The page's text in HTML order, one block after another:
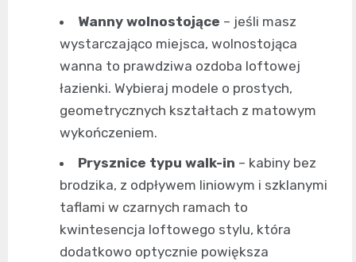
Wanny wolnostojące – jeśli masz
wystarczająco miejsca, wolnostojąca
wanna to prawdziwa ozdoba loftowej
łazienki. Wybieraj modele o prostych,
geometrycznych kształtach z matowym
wykończeniem.
Prysznice typu walk-in – kabiny bez
brodzika, z odpływem liniowym i szklanymi
taflami w czarnych ramach to
kwintesencja loftowego stylu, która
dodatkowo optycznie powiększa